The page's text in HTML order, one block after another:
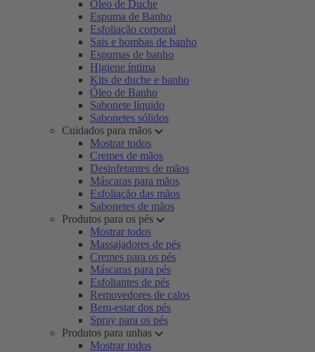
Óleo de Duche
Espuma de Banho
Esfoliação corporal
Sais e bombas de banho
Espumas de banho
Higiene íntima
Kits de duche e banho
Óleo de Banho
Sabonete líquido
Sabonetes sólidos
Cuidados para mãos
Mostrar todos
Cremes de mãos
Desinfetantes de mãos
Máscaras para mãos
Esfoliação das mãos
Sabonetes de mãos
Produtos para os pés
Mostrar todos
Massajadores de pés
Cremes para os pés
Máscaras para pés
Esfoliantes de pés
Removedores de calos
Bem-estar dos pés
Spray para os pés
Produtos para unhas
Mostrar todos